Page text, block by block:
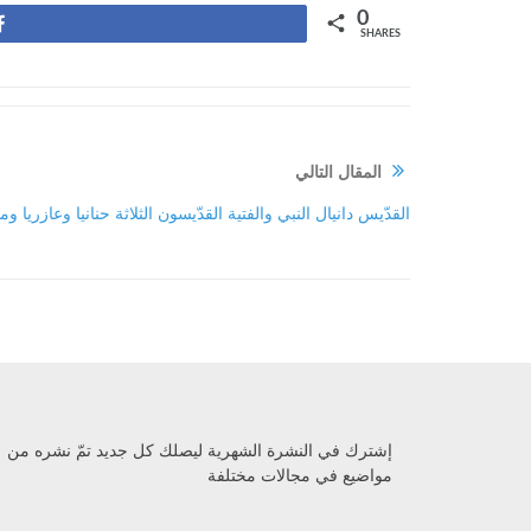
0
SHARES
المقال التالي
القدّيس دانيال النبي والفتية القدّيسون الثلاثة حنانيا وعازريا
إشترك في النشرة الشهرية ليصلك كل جديد تمّ نشره من
مواضيع في مجالات مختلفة